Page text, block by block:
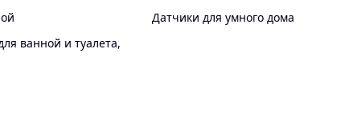
ванной и туалета,
Датчики для умного дома